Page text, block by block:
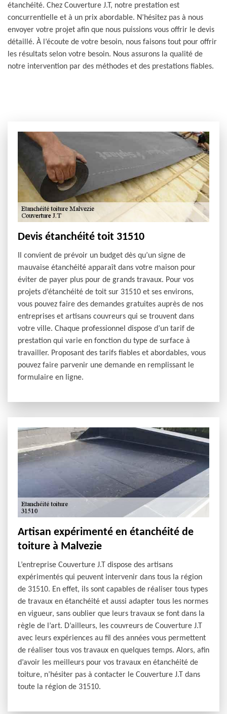
étanchéité. Chez Couverture J.T, notre prestation est
concurrentielle et à un prix abordable. N’hésitez pas à nous
envoyer votre projet afin que nous puissions vous offrir le devis
détaillé. À l’écoute de votre besoin, nous faisons tout pour offrir
les résultats selon votre besoin. Nous assurons la qualité de
notre intervention par des méthodes et des prestations fiables.
Devis étanchéité toit 31510
Il convient de prévoir un budget dès qu’un signe de
mauvaise étanchéité apparaît dans votre maison pour
éviter de payer plus pour de grands travaux. Pour vos
projets d’étanchéité de toit sur 31510 et ses environs,
vous pouvez faire des demandes gratuites auprès de nos
entreprises et artisans couvreurs qui se trouvent dans
votre ville. Chaque professionnel dispose d’un tarif de
prestation qui varie en fonction du type de surface à
travailler. Proposant des tarifs fiables et abordables, vous
pouvez faire parvenir une demande en remplissant le
formulaire en ligne.
Artisan expérimenté en étanchéité de
toiture à Malvezie
L’entreprise Couverture J.T dispose des artisans
expérimentés qui peuvent intervenir dans tous la région
de 31510. En effet, ils sont capables de réaliser tous types
de travaux en étanchéité et aussi adapter tous les normes
en vigueur, sans oublier que leurs travaux se font dans la
règle de l’art. D’ailleurs, les couvreurs de Couverture J.T
avec leurs expériences au fil des années vous permettent
de réaliser tous vos travaux en quelques temps. Alors, afin
d’avoir les meilleurs pour vos travaux en étanchéité de
toiture, n’hésiter pas à contacter le Couverture J.T dans
toute la région de 31510.